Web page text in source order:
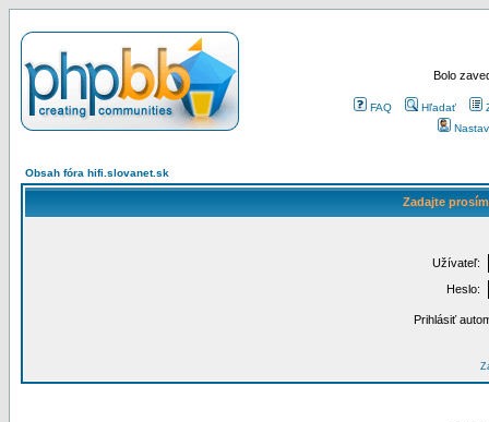
Bolo
FAQ Hľadať
Obsah fóra hifi.slovanet.sk
Zadajte
Užívateľ:
Heslo:
Prihlásiť